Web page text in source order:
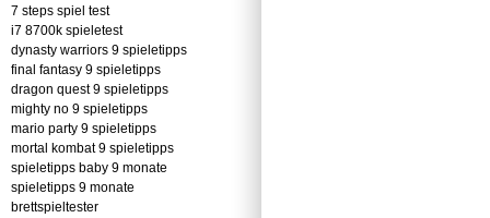
7 steps spiel test
i7 8700k spieletest
dynasty warriors 9 spieletipps
final fantasy 9 spieletipps
dragon quest 9 spieletipps
mighty no 9 spieletipps
mario party 9 spieletipps
mortal kombat 9 spieletipps
spieletipps baby 9 monate
spieletipps 9 monate
brettspieltester